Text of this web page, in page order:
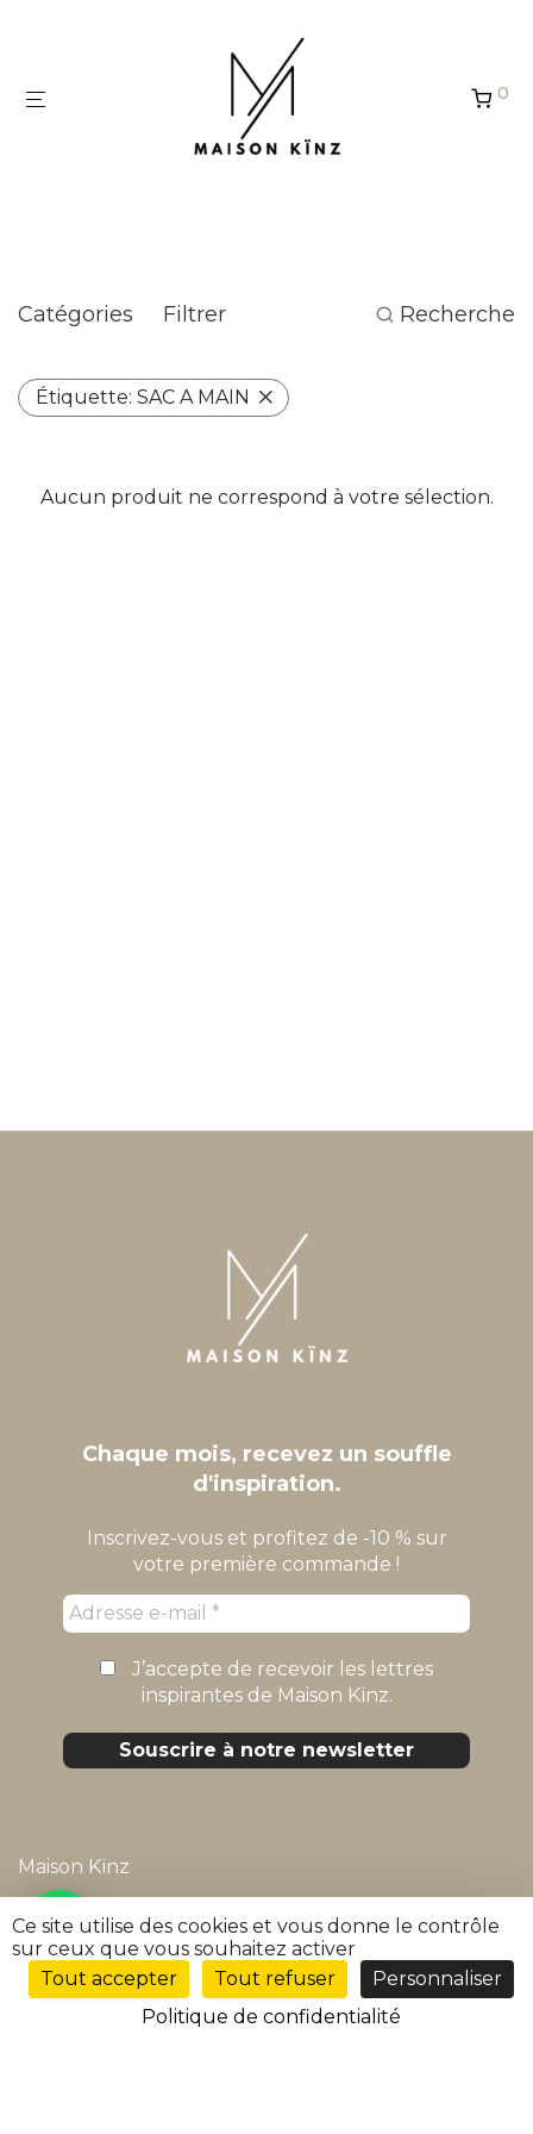
0
Catégories Filtrer Recherche
Étiquette: SAC A MAIN
Aucun produit ne correspond à votre sélection.
Chaque mois, recevez un souffle
d'inspiration.
Inscrivez-vous et profitez de -10 % sur
votre première commande !
J’accepte de recevoir les lettres
inspirantes de Maison Kïnz.
Maison Kïnz
Mentions légales
Politique de confidentialité
Conditions générales de vente
FR
Ce site utilise des cookies et vous donne le contrôle
sur ceux que vous souhaitez activer
Tout accepter
Tout refuser
Personnaliser
Politique de confidentialité